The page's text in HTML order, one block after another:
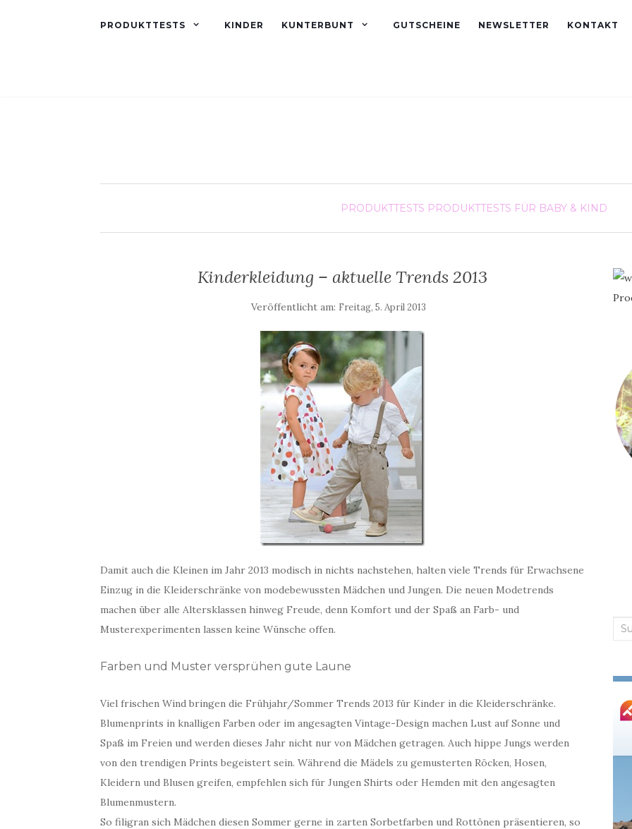
PRODUKTTESTS KINDER KUNTERBUNT GUTSCHEINE NEWSLETTER KONTAKT
PRODUKTTESTS PRODUKTTESTS FÜR BABY & KIND
Kinderkleidung – aktuelle Trends 2013
Veröffentlicht am: Freitag, 5. April 2013
Damit auch die Kleinen im Jahr 2013 modisch in nichts nachstehen, halten viele Trends für Erwachsene
Einzug in die Kleiderschränke von modebewussten Mädchen und Jungen. Die neuen Modetrends
machen über alle Altersklassen hinweg Freude, denn Komfort und der Spaß an Farb- und
Musterexperimenten lassen keine Wünsche offen.
Farben und Muster versprühen gute Laune
Viel frischen Wind bringen die Frühjahr/Sommer Trends 2013 für Kinder in die Kleiderschränke.
Blumenprints in knalligen Farben oder im angesagten Vintage-Design machen Lust auf Sonne und
Spaß im Freien und werden dieses Jahr nicht nur von Mädchen getragen. Auch hippe Jungs werden
von den trendigen Prints begeistert sein. Während die Mädels zu gemusterten Röcken, Hosen,
Kleidern und Blusen greifen, empfehlen sich für Jungen Shirts oder Hemden mit den angesagten
Blumenmustern.
So filigran sich Mädchen diesen Sommer gerne in zarten Sorbetfarben und Rottönen präsentieren, so